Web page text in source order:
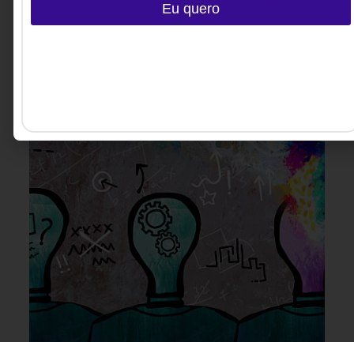
Eu quero